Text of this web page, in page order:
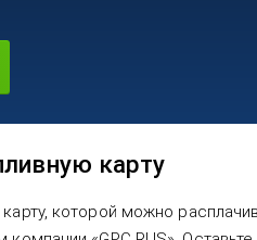
карту
которой можно